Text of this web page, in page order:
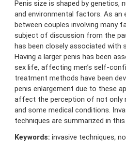
Penis size is shaped by genetics,
and environmental factors. As
between couples involving many
subject of discussion from the
has been closely associated with
Having a larger penis has been
sex life, affecting men’s self-
treatment methods have been
penis enlargement due to these
affect the perception of not only
and some medical conditions.
techniques are summarized in this
Keywords: invasive techniques,